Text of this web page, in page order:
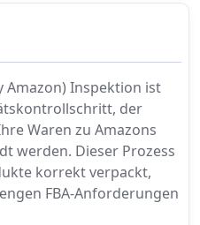
Amazon) Inspektion ist
der
Waren zu Amazons
werden. Dieser Prozess
korrekt verpackt,
FBA-Anforderungen